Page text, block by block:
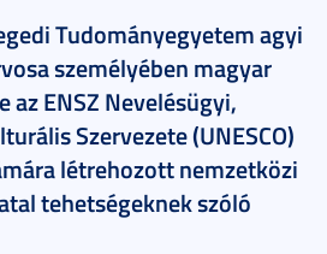
Tudományegyetem agyi
személyében magyar
az ENSZ Nevelésügyi,
Szervezete (UNESCO)
létrehozott nemzetközi
tehetségeknek szóló